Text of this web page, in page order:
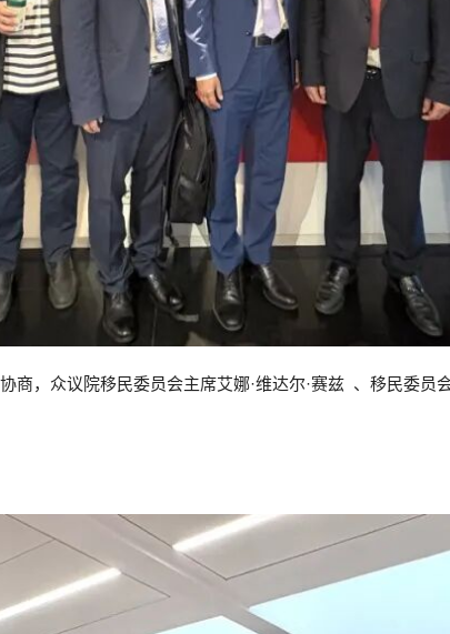
商，众议院移民委员会主席艾娜·维达尔·赛兹 、移民委员